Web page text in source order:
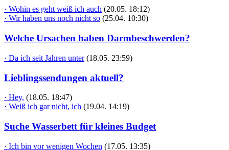
· Wohin es geht weiß ich auch (20.05. 18:12)
· Wir haben uns noch nicht so (25.04. 10:30)
Welche Ursachen haben Darmbeschwerden?
· Da ich seit Jahren unter (18.05. 23:59)
Lieblingssendungen aktuell?
· Hey, (18.05. 18:47)
· Weiß ich gar nicht, ich (19.04. 14:19)
Suche Wasserbett für kleines Budget
· Ich bin vor wenigen Wochen (17.05. 13:35)